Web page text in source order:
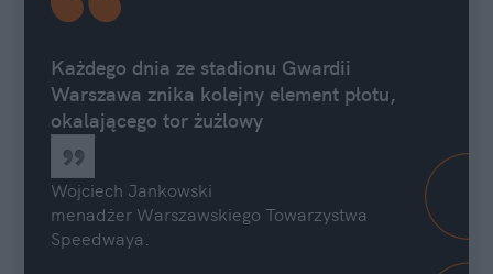
Wojciech Jankowski
menadżer Warszawskiego Towarzystwa
Speedwaya.
Każdego dnia ze stadionu Gwardii
Warszawa znika kolejny element płotu,
okalającego tor żużlowy